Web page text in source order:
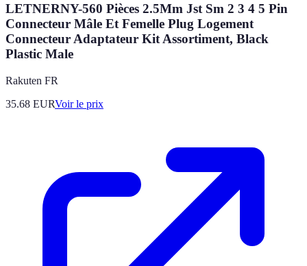
LETNERNY-560 Pièces 2.5Mm Jst Sm 2 3 4 5 Pin
Connecteur Mâle Et Femelle Plug Logement
Connecteur Adaptateur Kit Assortiment, Black
Plastic Male
Rakuten FR
35.68 EURVoir le prix